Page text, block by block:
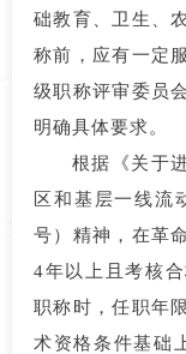
础教育、卫生、
称前，应有一定
级职称评审委员
明确具体要求。
根据《关于
区和基层一线流
号）精神，在革
4年以上且考核
职称时，任职年
术资格条件基础